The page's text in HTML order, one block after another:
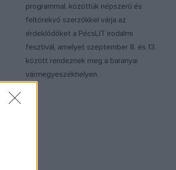
programmal, közöttük népszerű és
feltörekvő szerzőkkel várja az
érdeklődőket a PécsLIT irodalmi
fesztivál, amelyet szeptember 8. és 13.
között rendeznek meg a baranyai
vármegyeszékhelyen.